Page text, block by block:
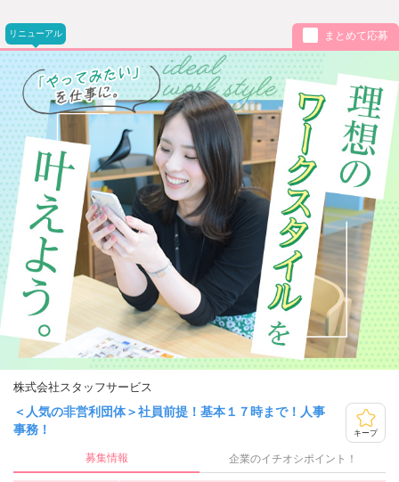
リニューアル まとめて応募
株式会社スタッフサービス
＜人気の非営利団体＞社員前提！基本１７時まで！人事
事務！
キープ
募集情報 企業のイチオシポイント！